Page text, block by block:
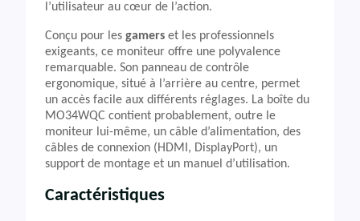
l’utilisateur au cœur de l’action.
Conçu pour les gamers et les professionnels
exigeants, ce moniteur offre une polyvalence
remarquable. Son panneau de contrôle
ergonomique, situé à l’arrière au centre, permet
un accès facile aux différents réglages. La boîte du
MO34WQC contient probablement, outre le
moniteur lui-même, un câble d’alimentation, des
câbles de connexion (HDMI, DisplayPort), un
support de montage et un manuel d’utilisation.
Caractéristiques